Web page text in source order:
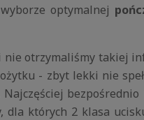
optymalnej
otrzymaliśmy takiej
- zbyt lekki nie
dla których 2 klasa